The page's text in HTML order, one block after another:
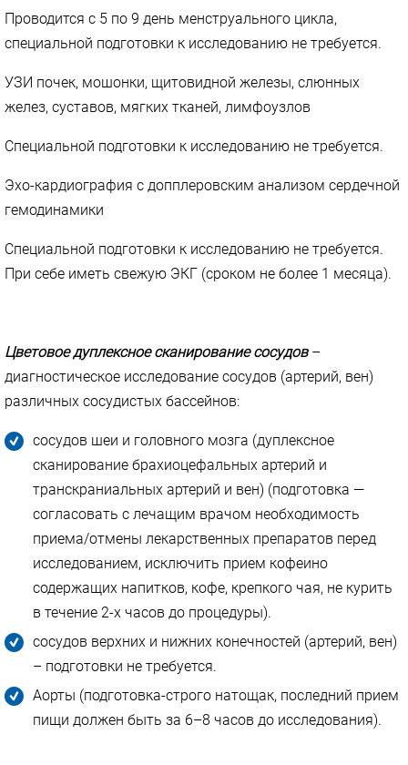
Проводится с 5 по 9 день менструального цикла,
специальной подготовки к исследованию не требуется.
УЗИ почек, мошонки, щитовидной железы, слюнных
желез, суставов, мягких тканей, лимфоузлов
Специальной подготовки к исследованию не требуется.
Эхо-кардиография с допплеровским анализом сердечной
гемодинамики
Специальной подготовки к исследованию не требуется.
При себе иметь свежую ЭКГ (сроком не более 1 месяца).
Цветовое дуплексное сканирование сосудов –
диагностическое исследование сосудов (артерий, вен)
различных сосудистых бассейнов:
сосудов шеи и головного мозга (дуплексное
сканирование брахиоцефальных артерий и
транскраниальных артерий и вен) (подготовка —
согласовать с лечащим врачом необходимость
приема/отмены лекарственных препаратов перед
исследованием, исключить прием кофеино
содержащих напитков, кофе, крепкого чая, не курить
в течение 2-х часов до процедуры).
сосудов верхних и нижних конечностей (артерий, вен)
– подготовки не требуется.
Аорты (подготовка-строго натощак, последний прием
пищи должен быть за 6–8 часов до исследования).